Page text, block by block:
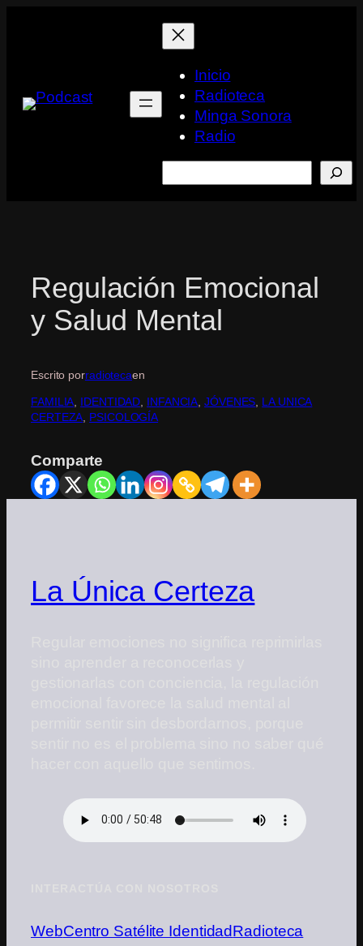
Inicio
Radioteca
Minga Sonora
Radio
Regulación Emocional
y Salud Mental
Escrito porradiotecaen
FAMILIA IDENTIDAD INFANCIA , JÓVENES LA UNICA
CERTEZA PSICOLOGÍA
Comparte
La Única Certeza
WebCentro Satélite IdentidadRadioteca